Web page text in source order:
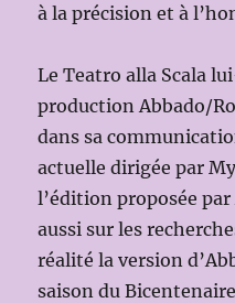
à la précision et à
Le Teatro alla Scala
production Abbado/
dans sa
actuelle dirigée par
l’édition proposée
aussi sur les
réalité la version
saison du